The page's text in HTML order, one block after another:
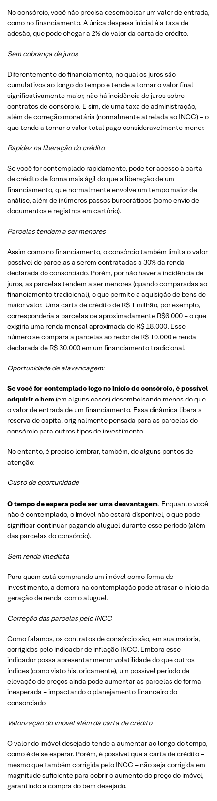
No consórcio, você não precisa desembolsar um valor de entrada,
como no financiamento. A única despesa inicial é a taxa de
adesão, que pode chegar a 2% do valor da carta de crédito.
Sem cobrança de juros
Diferentemente do financiamento, no qual os juros são
cumulativos ao longo do tempo e tende a tornar o valor final
significativamente maior, não há incidência de juros sobre
contratos de consórcio. E sim, de uma taxa de administração,
além de correção monetária (normalmente atrelada ao INCC) – o
que tende a tornar o valor total pago consideravelmente menor.
Rapidez na liberação do crédito
Se você for contemplado rapidamente, pode ter acesso à carta
de crédito de forma mais ágil do que a liberação de um
financiamento, que normalmente envolve um tempo maior de
análise, além de inúmeros passos burocráticos (como envio de
documentos e registros em cartório).
Parcelas tendem a ser menores
Assim como no financiamento, o consórcio também limita o valor
possível de parcelas a serem contratadas a 30% da renda
declarada do consorciado. Porém, por não haver a incidência de
juros, as parcelas tendem a ser menores (quando comparadas ao
financiamento tradicional), o que permite a aquisição de bens de
maior valor. Uma carta de crédito de R$ 1 milhão, por exemplo,
corresponderia a parcelas de aproximadamente R$6.000 – o que
exigiria uma renda mensal aproximada de R$ 18.000. Esse
número se compara a parcelas ao redor de R$ 10.000 e renda
declarada de R$ 30.000 em um financiamento tradicional.
Oportunidade de alavancagem:
Se você for contemplado logo no início do consórcio, é possível
adquirir o bem(em alguns casos) desembolsando menos do que
o valor de entrada de um financiamento. Essa dinâmica libera a
reserva de capital originalmente pensada para as parcelas do
consórcio para outros tipos de investimento.
No entanto, é preciso lembrar, também, de alguns pontos de
atenção:
Custo de oportunidade
O tempo de espera pode ser uma desvantagem. Enquanto você
não é contemplado, o imóvel não estará disponível, o que pode
significar continuar pagando aluguel durante esse período (além
das parcelas do consórcio).
Sem renda imediata
Para quem está comprando um imóvel como forma de
investimento, a demora na contemplação pode atrasar o início da
geração de renda, como aluguel.
Correção das parcelas pelo INCC
Como falamos, os contratos de consórcio são, em sua maioria,
corrigidos pelo indicador de inflação INCC. Embora esse
indicador possa apresentar menor volatilidade do que outros
índices (como visto historicamente), um possível período de
elevação de preços ainda pode aumentar as parcelas de forma
inesperada – impactando o planejamento financeiro do
consorciado.
Valorização do imóvel além da carta de crédito
O valor do imóvel desejado tende a aumentar ao longo do tempo,
como é de se esperar. Porém, é possível que a carta de crédito –
mesmo que também corrigida pelo INCC – não seja corrigida em
magnitude suficiente para cobrir o aumento do preço do imóvel,
garantindo a compra do bem desejado.